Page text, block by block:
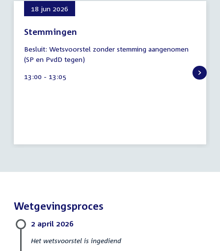
18 jun 2026
Stemmingen
augustus
2026
Besluit: Wetsvoorstel zonder stemming aangenomen
(SP en PvdD tegen)
Tijd
13:00 - 13:05
Wetgevingsproces
2 april 2026
Het wetsvoorstel is ingediend